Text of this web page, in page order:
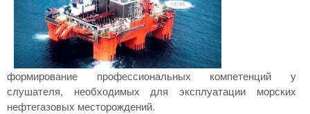
формирование профессиональных компетенций у
слушателя, необходимых для эксплуатации морских
нефтегазовых месторождений.